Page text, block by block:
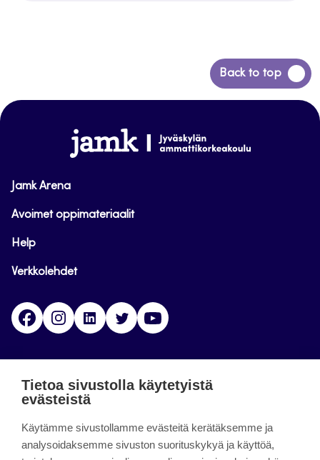
Back to top
Siirry
takaisin
www.jamk.fi
Jamk Arena
Avoimet oppimateriaalit
Help
Verkkolehdet
FacebookInstagramLinkedinTwitter
päättynyt 11.9.2023.
Tietoa sivustolla käytetyistä
evästeistä
Käytämme sivustollamme evästeitä kerätäksemme ja
analysoidaksemme sivuston suorituskykyä ja käyttöä,